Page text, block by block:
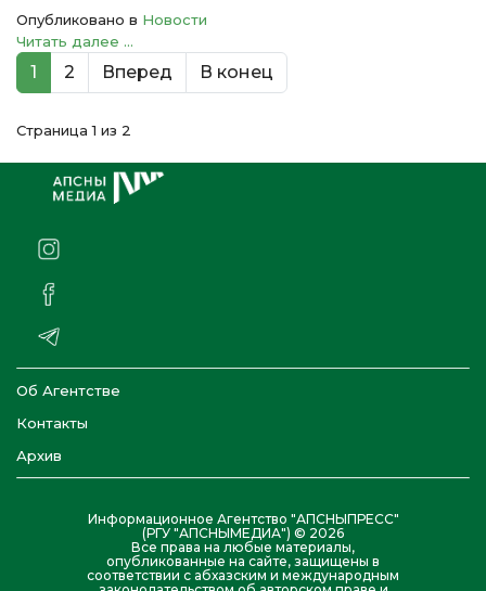
Опубликовано в Новости
Читать далее ...
1 2 Вперед В конец
Страница 1 из 2
Об Агентстве
Контакты
Архив
Информационное Агентство "АПСНЫПРЕСС"
(РГУ "АПСНЫМЕДИА") © 2026
Все права на любые материалы,
опубликованные на сайте, защищены в
соответствии с абхазским и международным